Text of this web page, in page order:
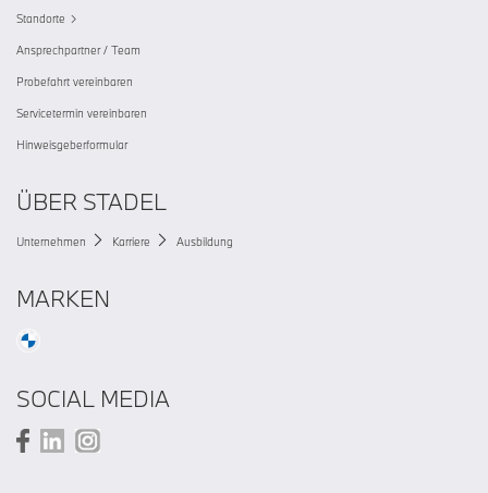
Standorte
Ansprechpartner / Team
Probefahrt vereinbaren
Servicetermin vereinbaren
Hinweisgeberformular
ÜBER STADEL
Unternehmen Karriere Ausbildung
MARKEN
SOCIAL MEDIA